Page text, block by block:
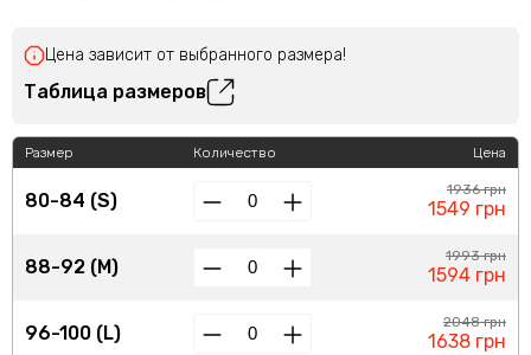
Цена зависит от выбранного размера!
Таблица размеров
Размер
80-84 (S)
88-92 (M)
96-100 (L)
Количество Цена
1936 грн
1549 грн
1993 грн
1594 грн
2048 грн
1638 грн